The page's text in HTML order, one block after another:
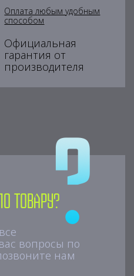
Оплата любым удобным
способом
Официальная
гарантия от
производителя
товару?
вопросы по
нам